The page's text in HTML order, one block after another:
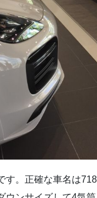
す。正確な車名は